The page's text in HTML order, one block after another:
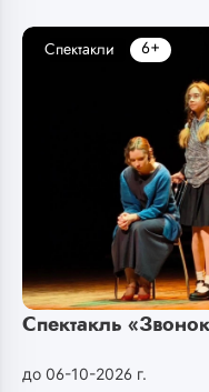
Спектакль
до 06-10-2026 г.
Спектакли 6+